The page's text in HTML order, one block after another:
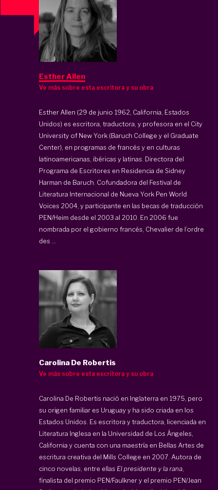
Esther Allen
Ve más sobre esta escritora y su obra
Esther Allen (29 de junio 1962, California, Estados
Unidos) es escritora, traductora, y profesora en el City
University of New York (Baruch College y el Graduate
Center), en programas de francés y en culturas
latinoamericanas, ibéricas y latinas. Directora del
Programa de Escritores en Residencia de Sidney
Harman de Baruch. Cofundadora del Festival de
Literatura Internacional de Nueva York Pen World
Voices 2004, y participante en las becas de traducción
PEN/Heim desde el 2003 al 2010. En 2006 fue
nombrada por el gobierno francés, Chevalier de l’ordre
des ...
Carolina De Robertis
Ve más sobre esta escritora y su obra
Carolina De Robertis nació en Inglaterra en 1975, pero
su origen familiar es Uruguay y ha sido criada en los
Estados Unidos. Es escritora y traductora, licenciada en
Literatura Inglesa en la Universidad de Los Ángeles,
California y cuenta con una maestría en Bellas Artes de
escritura creativa del Mills College en 2007. Autora de
cinco novelas, entre ellas El presidente y la rana,
finalista del premio PEN/Faulkner y el premio PEN/Jean